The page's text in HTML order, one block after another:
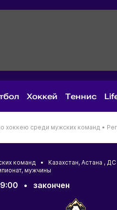
Хоккей Теннис
хоккею среди мужских команд •
команд • Казахстан, Астана , ДС
мужчины
• закончен